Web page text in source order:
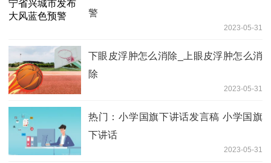
警
2023-05-31
下眼皮浮肿怎么消除_上眼皮浮肿怎么消
除
2023-05-31
热门：小学国旗下讲话发言稿 小学国旗
下讲话
2023-05-31